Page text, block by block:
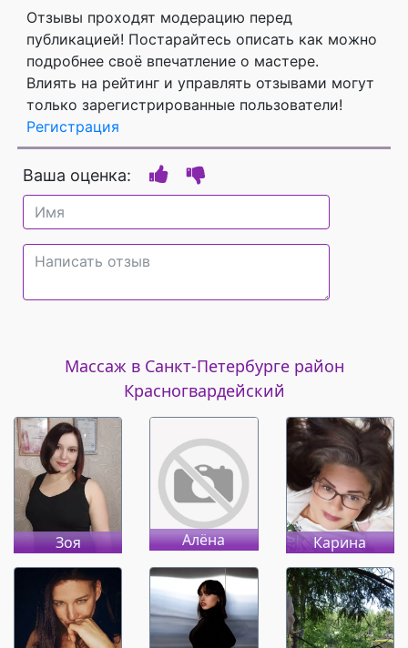
Отзывы проходят модерацию перед
публикацией! Постарайтесь описать как можно
подробнее своё впечатление о мастере.
Влиять на рейтинг и управлять отзывами могут
только зарегистрированные пользователи!
Регистрация
Ваша оценка:
Массаж в Санкт-Петербурге район
Красногвардейский
Зоя Алёна Карина